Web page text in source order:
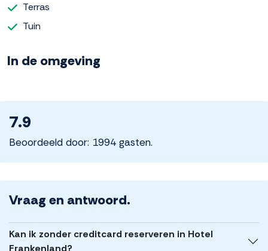
Terras
Tuin
In de omgeving
7.9
Beoordeeld door: 1994 gasten.
Vraag en antwoord.
Kan ik zonder creditcard reserveren in Hotel